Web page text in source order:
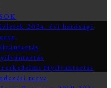
2024. évi hatósági
Nyilvántartás
terve